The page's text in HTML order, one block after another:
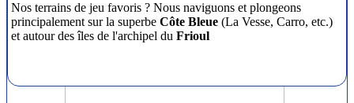
Nos terrains de jeu favoris ? Nous naviguons et plongeons
principalement sur la superbe Côte Bleue (La Vesse, Carro, etc.)
et autour des îles de l'archipel du Frioul